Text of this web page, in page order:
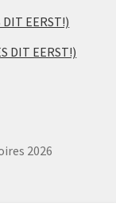
EERST!)
DIT EERST!)
2026